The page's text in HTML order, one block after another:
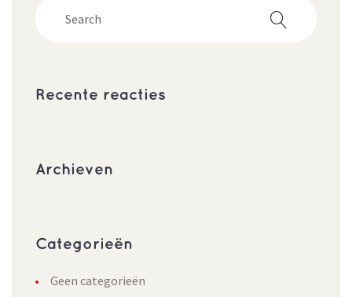
Recente reacties
Archieven
Categorieën
Geen categorieën